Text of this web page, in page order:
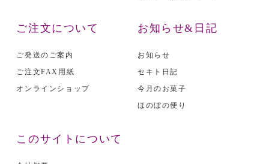
ご注文について
ご発送のご案内
ご注文FAX用紙
オンラインショップ
お知らせ&日記
お知らせ
セキト日記
今月のお菓子
ほのぼの便り
このサイトについて